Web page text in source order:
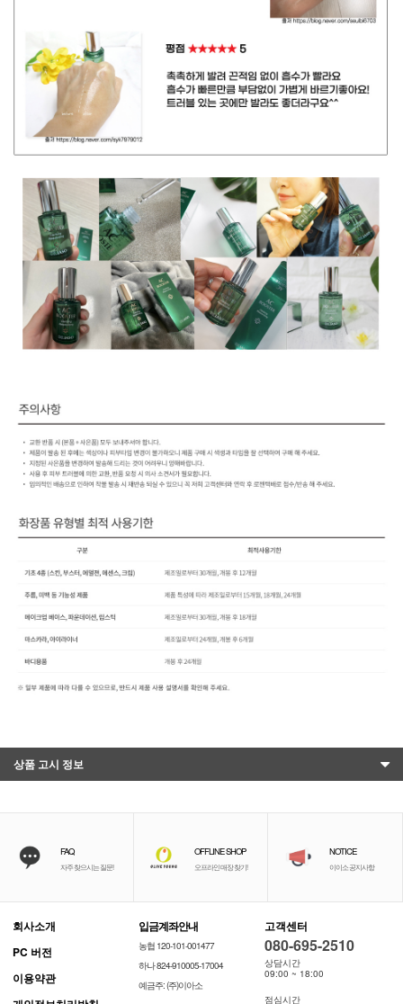
상품 고시 정보
FAQ
자주 찾으시는 질문!
OFFLINE SHOP
오프라인 매장 찾기!
NOTICE
이이소 공지사항
회사소개
PC 버전
이용약관
입금계좌안내
농협 120-101-001477
하나 824-910005-17004
예금주: (주)이아소
고객센터
080-695-2510
상담시간
09:00 ~ 18:00
점심시간